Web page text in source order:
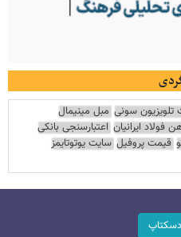
تلویزیون سونی مبل مینیمال
فولاد ایرانیان اعتبارسنجی بانکی
قیمت پروفیل سایت یوتوتایمز